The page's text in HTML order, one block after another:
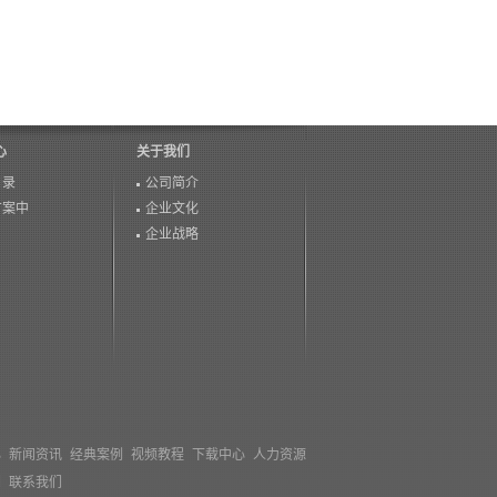
中
关于我们
公司简介
企业文化
企业战略
新闻资讯 经典案例 视频教程 下载中心 人力资源
联系我们